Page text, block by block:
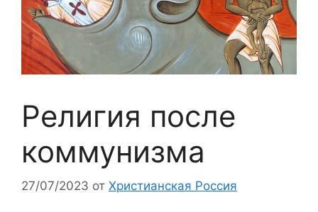
Религия после
коммунизма
27/07/2023 от Христианская Россия